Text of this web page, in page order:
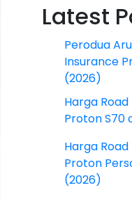
Latest
Perodua
Insurance
(2026)
Harga
Proton S70
Harga
Proton
(2026)